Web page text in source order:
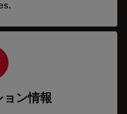
ョン情報